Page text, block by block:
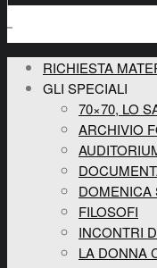
RICHIESTA
GLI SPECIALI
70×70, LO
ARCHIVIO
DOMENICA
FILOSOFI
INCONTRI
LA DONNA